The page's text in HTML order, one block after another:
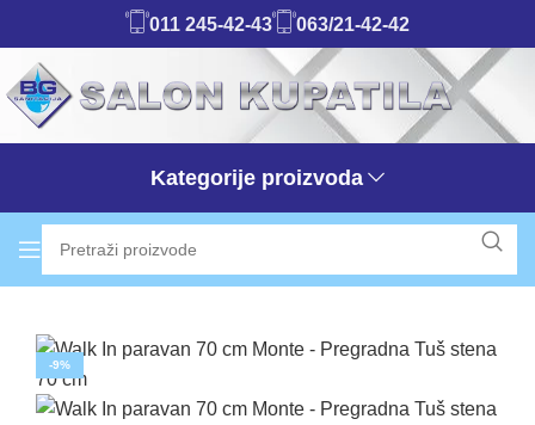
011 245-42-43 063/21-42-42
Kategorije proizvoda
-9%